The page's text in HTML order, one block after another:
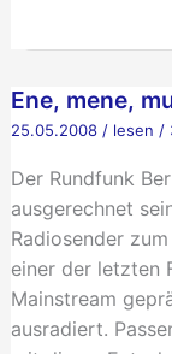
Ene, mene,
25.05.2008/ lesen /
Der Rundfunk
ausgerechnet
Radiosender
einer der letzten
Mainstream
ausradiert.